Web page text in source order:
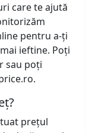
care te ajută
pentru a-ți
ieftine. Poți
sau poți
prețul